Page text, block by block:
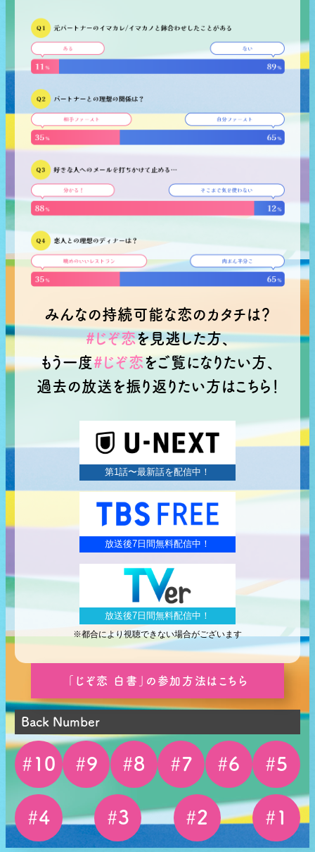
みんなの持続可能な恋のカタチは？
#じぞ恋を見逃した方、
もう一度#じぞ恋をご覧になりたい方、
過去の放送を振り返りたい方はこちら！
Paravi
第1話〜最新話を配信中！
TBS FREE
放送後7日間無料配信中！
放送後7日間無料配信中！
※都合により視聴できない場合がございます
「じぞ恋 白書」の参加方法はこちら
Back Number
# 10 #9 #8 #7 #6 #5
#4 #3 #2 # 1